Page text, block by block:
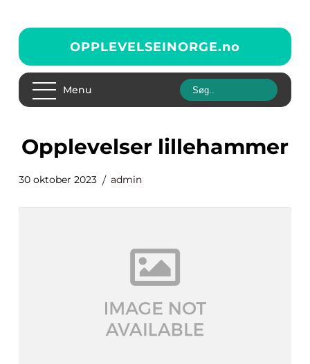
OPPLEVELSEINORGE.no
Menu
opplevelser lillehammer
30 oktober 2023 admin